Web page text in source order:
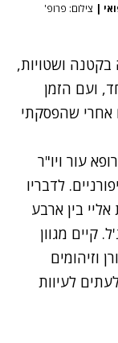
| צילום: פרופ'
ושטויות,
ועם הזמן
אחרי שהפסקתי
עור ויו"ר
לדבריו
בין ארבע
קיים מגוון
וזיהומים
לעיוות